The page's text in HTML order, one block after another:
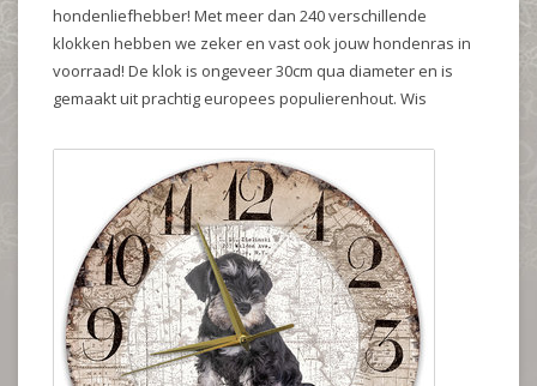
hondenliefhebber! Met meer dan 240 verschillende
klokken hebben we zeker en vast ook jouw hondenras in
voorraad! De klok is ongeveer 30cm qua diameter en is
gemaakt uit prachtig europees populierenhout. Wis